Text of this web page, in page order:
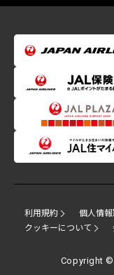
利用規約 個人情
クッキーについて
Copyright ©